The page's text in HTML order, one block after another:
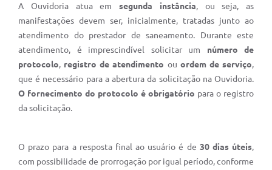
A Ouvidoria atua em segunda instância, ou seja, as
manifestações devem ser, inicialmente, tratadas junto ao
atendimento do prestador de saneamento. Durante este
atendimento, é imprescindível solicitar um número de
protocolo, registro de atendimento ou ordem de serviço,
que é necessário para a abertura da solicitação na Ouvidoria.
O fornecimento do protocolo é obrigatório para o registro
da solicitação.
O prazo para a resposta final ao usuário é de 30 dias úteis,
com possibilidade de prorrogação por igual período, conforme